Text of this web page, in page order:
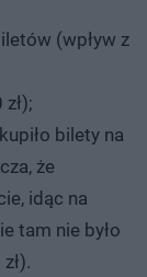
(wpływ z
bilety na
że
idąc na
tam nie było